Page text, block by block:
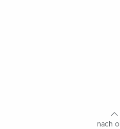
nach